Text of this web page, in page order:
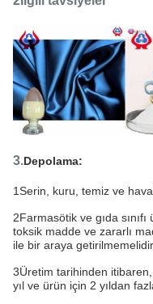
3.Depolama:
1Serin, kuru, temiz ve
2Farmasötik ve gıda
toksik madde ve zararlı
ile bir araya getirilmemelidir.
3Üretim tarihinden
yıl ve ürün için 2 yıldan